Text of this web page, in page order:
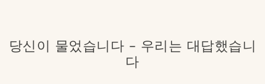
당신이 물었습니다 – 우리는 대답했습니
다